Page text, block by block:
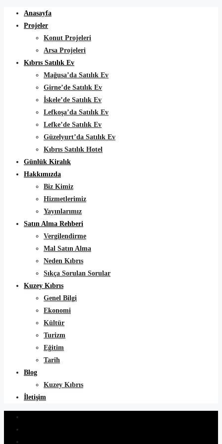
Anasayfa
Projeler
Konut Projeleri
Arsa Projeleri
Kıbrıs Satılık Ev
Mağusa’da Satılık Ev
Girne’de Satılık Ev
İskele’de Satılık Ev
Lefkoşa’da Satılık Ev
Lefke’de Satılık Ev
Güzelyurt’da Satılık Ev
Kıbrıs Satılık Hotel
Günlük Kiralık
Hakkımızda
Biz Kimiz
Hizmetlerimiz
Yayınlarımız
Satın Alma Rehberi
Vergilendirme
Mal Satın Alma
Neden Kıbrıs
Sıkça Sorulan Sorular
Kuzey Kıbrıs
Genel Bilgi
Ekonomi
Kültür
Turizm
Eğitim
Tarih
Blog
Kuzey Kıbrıs
İletişim